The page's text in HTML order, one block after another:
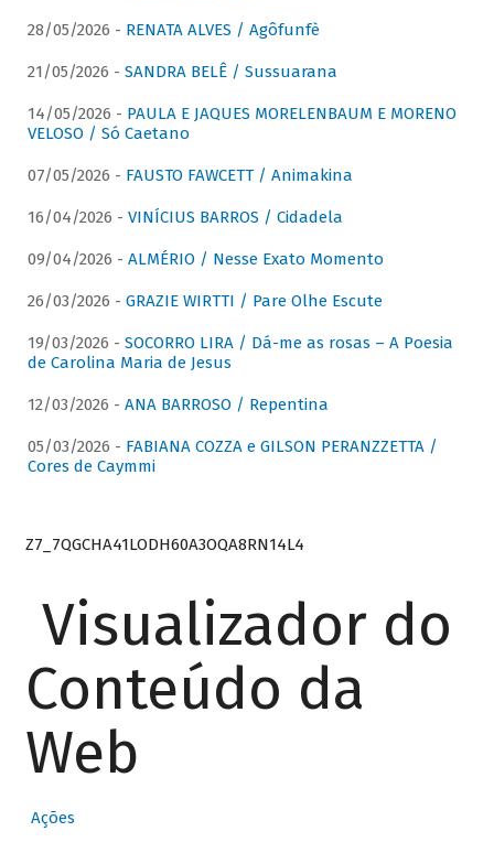
28/05/2026 - RENATA ALVES / Agôfunfè
21/05/2026 - SANDRA BELÊ / Sussuarana
14/05/2026 - PAULA E JAQUES MORELENBAUM E MORENO
VELOSO / Só Caetano
07/05/2026 - FAUSTO FAWCETT / Animakina
16/04/2026 - VINÍCIUS BARROS / Cidadela
09/04/2026 - ALMÉRIO / Nesse Exato Momento
26/03/2026 - GRAZIE WIRTTI / Pare Olhe Escute
19/03/2026 - SOCORRO LIRA / Dá-me as rosas – A Poesia
de Carolina Maria de Jesus
12/03/2026 - ANA BARROSO / Repentina
05/03/2026 - FABIANA COZZA e GILSON PERANZZETTA /
Cores de Caymmi
Z7_7QGCHA41LODH60A3OQA8RN14L4
Visualizador do
Conteúdo da
Web
Ações